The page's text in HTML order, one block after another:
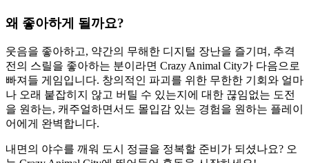
왜 좋아하게 될까요?
웃음을 좋아하고, 약간의 무해한 디지털 장난을 즐기며, 추격
전의 스릴을 좋아하는 분이라면 Crazy Animal City가 다음으로
빠져들 게임입니다. 창의적인 파괴를 위한 무한한 기회와 얼마
나 오래 붙잡히지 않고 버틸 수 있는지에 대한 끊임없는 도전
을 원하는, 캐주얼하면서도 몰입감 있는 경험을 원하는 플레이
어에게 완벽합니다.
내면의 야수를 깨워 도시 정글을 정복할 준비가 되셨나요? 오